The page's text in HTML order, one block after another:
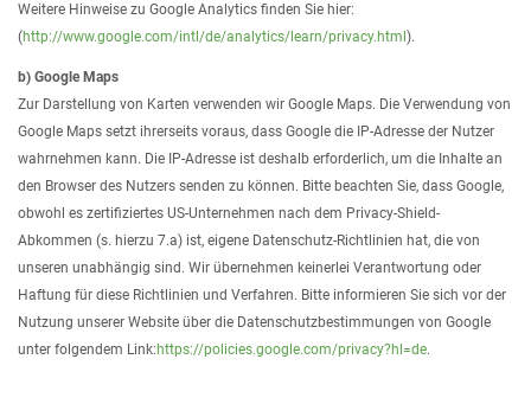
Weitere Hinweise zu Google Analytics finden Sie hier:
(http://www.google.com/intl/de/analytics/learn/privacy.html ).
b) Google Maps
Zur Darstellung von Karten verwenden wir Google Maps. Die Verwendung von
Google Maps setzt ihrerseits voraus, dass Google die IP-Adresse der Nutzer
wahrnehmen kann. Die IP-Adresse ist deshalb erforderlich, um die Inhalte an
den Browser des Nutzers senden zu können. Bitte beachten Sie, dass Google,
obwohl es zertifiziertes US-Unternehmen nach dem Privacy-Shield-
Abkommen (s. hierzu 7.a) ist, eigene Datenschutz-Richtlinien hat, die von
unseren unabhängig sind. Wir übernehmen keinerlei Verantwortung oder
Haftung für diese Richtlinien und Verfahren. Bitte informieren Sie sich vor der
Nutzung unserer Website über die Datenschutzbestimmungen von Google
unter folgendem Link: https://policies.google.com/privacy?hl=de.